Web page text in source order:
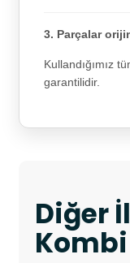
3. Parçalar
Kullandığımız
garantilidir.
Diğer